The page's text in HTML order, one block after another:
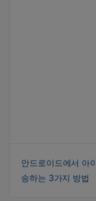
안드로이드에서 아
송하는 3가지 방법